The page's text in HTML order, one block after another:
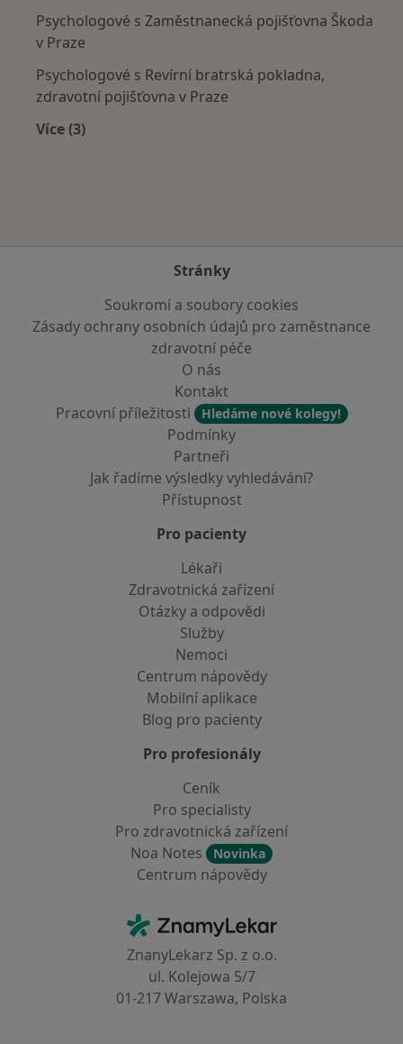
Psychologové s Zaměstnanecká pojišťovna Škoda
v Praze
Psychologové s Revírní bratrská pokladna,
zdravotní pojišťovna v Praze
Více (3)
Stránky
Soukromí a soubory cookies
Zásady ochrany osobních údajů pro zaměstnance
zdravotní péče
O nás
Kontakt
Pracovní příležitosti
Hledáme nové kolegy!
Podmínky
Partneři
Jak řadíme výsledky vyhledávání?
Přístupnost
Pro pacienty
Lékaři
Zdravotnická zařízení
Otázky a odpovědi
Služby
Nemoci
Centrum nápovědy
Mobilní aplikace
Blog pro pacienty
Pro profesionály
Ceník
Pro specialisty
Pro zdravotnická zařízení
Noa Notes
Novinka
Centrum nápovědy
ZnamyLekar - Hlavní stránka
ZnanyLekarz Sp. z o.o.
ul. Kolejowa 5/7
01-217 Warszawa, Polska